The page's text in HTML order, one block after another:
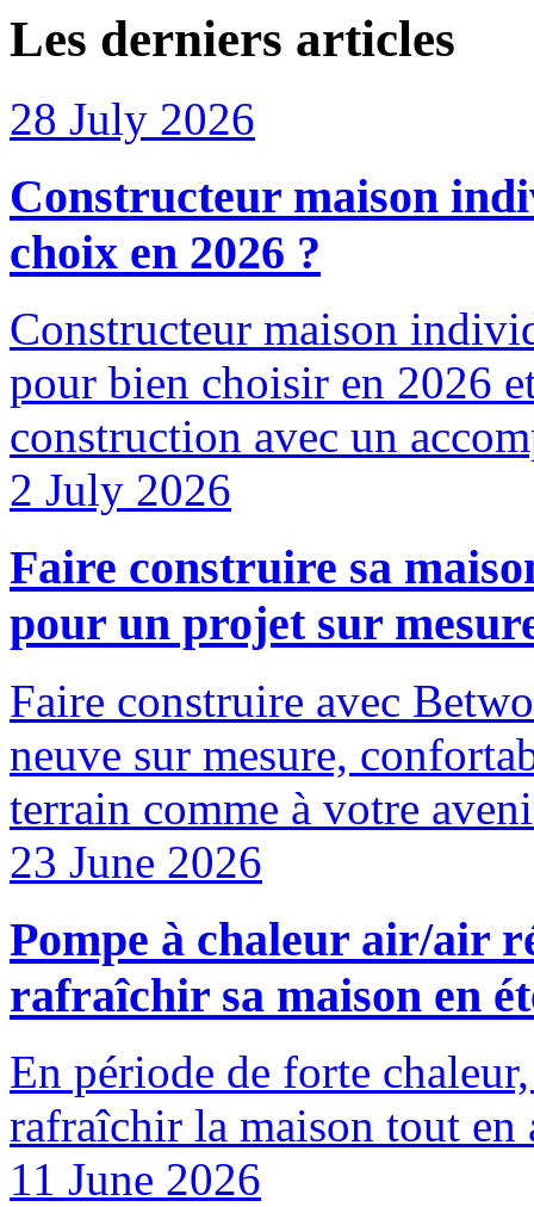
Les derniers articles
28 July 2026
Constructeur maison
choix en 2026 ?
Constructeur maison
pour bien choisir en 2026
construction avec un
2 July 2026
Faire construire sa
pour un projet sur
Faire construire avec
neuve sur mesure,
terrain comme à votre
23 June 2026
Pompe à chaleur air/air
rafraîchir sa maison en
En période de forte
rafraîchir la maison tout en
11 June 2026